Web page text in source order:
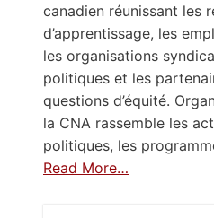
canadien réunissant les
d’apprentissage, les
les organisations
politiques et les
questions d’équité.
la CNA rassemble les
politiques, les
Read More…